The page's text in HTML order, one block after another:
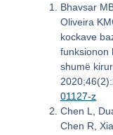
Bhavsar
Oliveira
kockave
funksionon
shumë
01127-z
Chen L,
Chen R,